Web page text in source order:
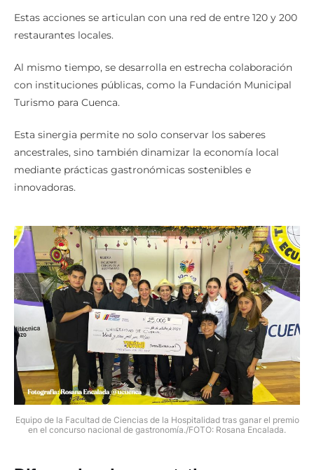
Estas acciones se articulan con una red de entre 120 y 200
restaurantes locales.
Al mismo tiempo, se desarrolla en estrecha colaboración
con instituciones públicas, como la Fundación Municipal
Turismo para Cuenca.
Esta sinergia permite no solo conservar los saberes
ancestrales, sino también dinamizar la economía local
mediante prácticas gastronómicas sostenibles e
innovadoras.
Equipo de la Facultad de Ciencias de la Hospitalidad tras ganar el premio
en el concurso nacional de gastronomía./FOTO: Rosana Encalada.